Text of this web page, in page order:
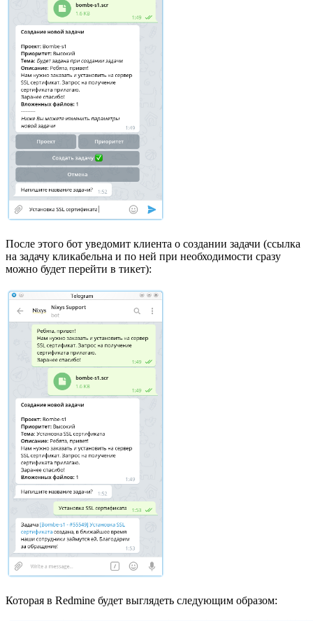
После этого бот уведомит клиента о создании задачи (ссылка
на задачу кликабельна и по ней при необходимости сразу
можно будет перейти в тикет):
Которая в Redmine будет выглядеть следующим образом: